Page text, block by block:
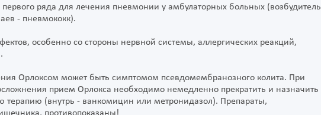
ряда для лечения пневмонии у амбулаторных больных (возбудитель
- пневмококк).
особенно со стороны нервной системы, аллергических реакций,
Орлоксом может быть симптомом псевдомембранозного колита. При
прием Орлокса необходимо немедленно прекратить и назначить
терапию (внутрь - ванкомицин или метронидазол). Препараты,